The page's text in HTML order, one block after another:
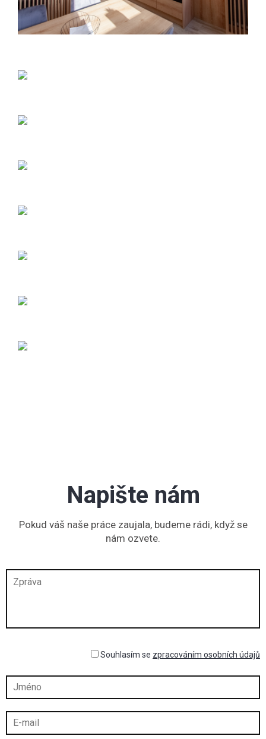
Napište nám
Pokud váš naše práce zaujala, budeme rádi, když se
nám ozvete.
Souhlasím se zpracováním osobních údajů